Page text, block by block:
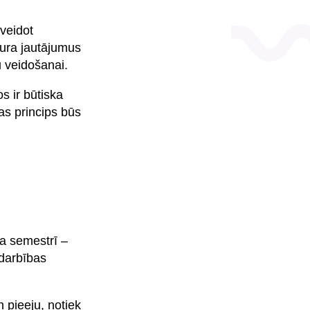
jautājumus
veidošanai.
ir būtiska
princips būs
semestrī –
pieeju, notiek